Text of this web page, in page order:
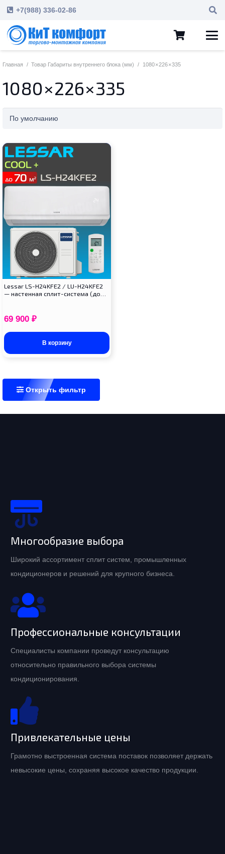
+7(988) 336-02-86
Главная / Товар Габариты внутреннего блока (мм) / 1080 × 226 × 335
1080 × 226 × 335
Lessar LS-H24KFE2 / LU-H24KFE2
— настенная сплит-система (до…
69 900 ₽
В корзину
Открыть фильтр
Многообразие выбора
Широкий ассортимент сплит систем, промышленных
кондиционеров и решений для крупного бизнеса.
Профессиональные консультации
Специалисты компании проведут консультацию
относительно правильного выбора системы
кондиционирования.
Привлекательные цены
Грамотно выстроенная система поставок позволяет держать
невысокие цены, сохраняя высокое качество продукции.